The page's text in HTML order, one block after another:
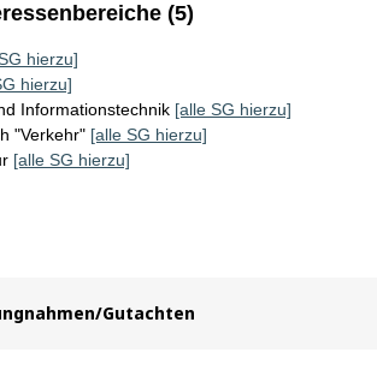
(5)
hierzu]
hierzu]
Informationstechnik [alle SG hierzu]
"Verkehr" [alle SG hierzu]
[alle SG hierzu]
Gutachten